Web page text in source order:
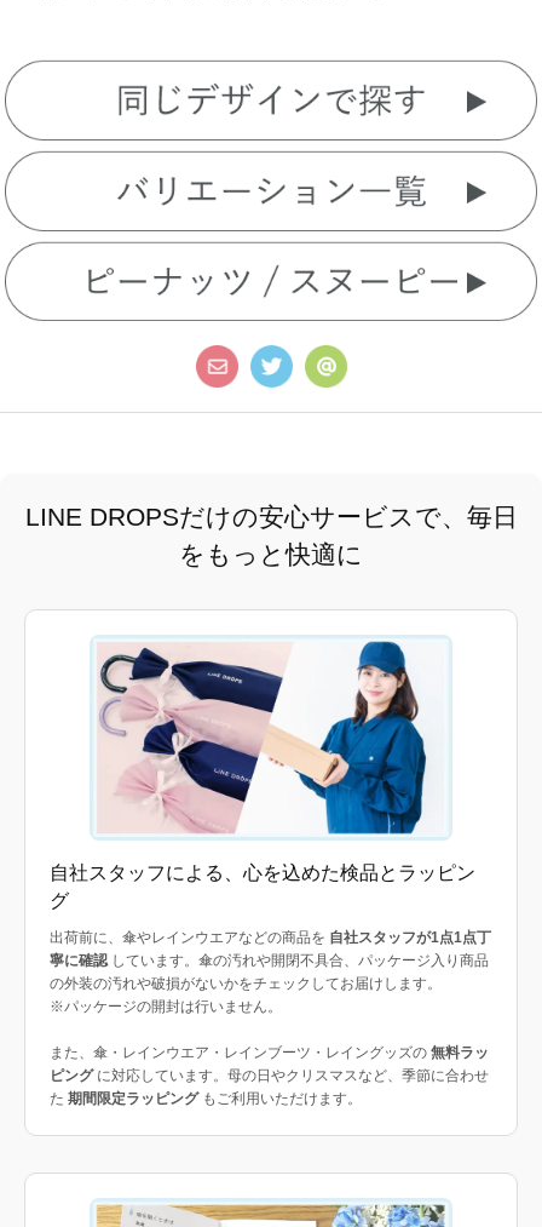
LINE DROPSだけの安心サービスで、毎日
をもっと快適に
自社スタッフによる、心を込めた検品とラッピン
グ
出荷前に、傘やレインウエアなどの商品を 自社スタッフが1点1点丁
寧に確認 しています。傘の汚れや開閉不具合、パッケージ入り商品
の外装の汚れや破損がないかをチェックしてお届けします。
※パッケージの開封は行いません。
また、傘・レインウエア・レインブーツ・レイングッズの 無料ラッ
ピングに対応しています。母の日やクリスマスなど、季節に合わせ
た 期間限定ラッピングもご利用いただけます。